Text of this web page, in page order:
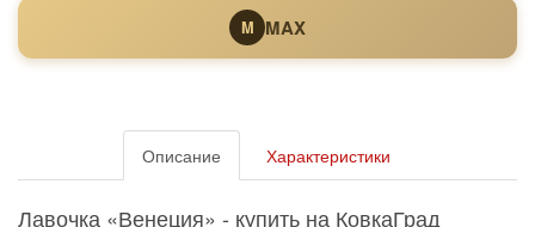
M MAX
Описание Характеристики
Лавочка «Венеция» - купить на КовкаГрад